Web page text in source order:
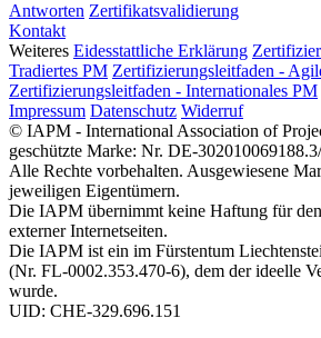
Antworten Zertifikatsvalidierung
Kontakt
Weiteres Eidesstattliche Erklärung
Tradiertes PM Zertifizierungsleitfaden -
Zertifizierungsleitfaden - Internationales PM
Impressum Datenschutz Widerruf
© IAPM - International Association of
geschützte Marke: Nr. DE-
Alle Rechte vorbehalten. Ausgewiesene
jeweiligen Eigentümern.
Die IAPM übernimmt keine Haftung für
externer Internetseiten.
Die IAPM ist ein im Fürstentum
(Nr. FL-0002.353.470-6), dem der ideelle
wurde.
UID: CHE-329.696.151